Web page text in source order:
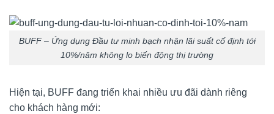
BUFF – Ứng dụng Đầu tư minh bạch nhận lãi suất cố định tới
10%/năm không lo biến động thị trường
Hiện tại, BUFF đang triển khai nhiều ưu đãi dành riêng
cho khách hàng mới: